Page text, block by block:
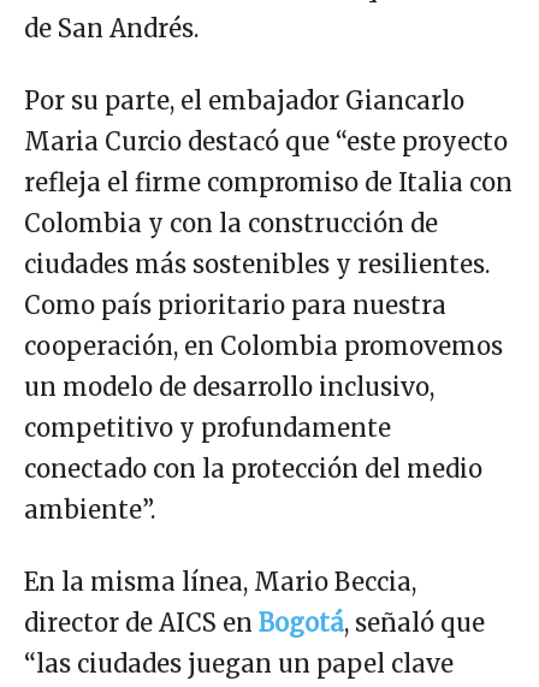
de San Andrés.
Por su parte, el embajador Giancarlo
Maria Curcio destacó que “este proyecto
refleja el firme compromiso de Italia con
Colombia y con la construcción de
ciudades más sostenibles y resilientes.
Como país prioritario para nuestra
cooperación, en Colombia promovemos
un modelo de desarrollo inclusivo,
competitivo y profundamente
conectado con la protección del medio
ambiente”.
En la misma línea, Mario Beccia,
director de AICS en Bogotá, señaló que
“las ciudades juegan un papel clave